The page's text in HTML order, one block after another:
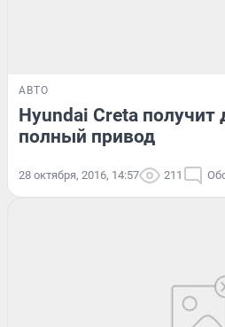
АВТО
Hyundai Creta получит
полный привод
28 октября, 2016, 14:57 211